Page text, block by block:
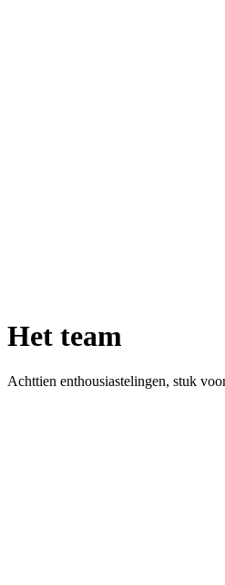
Het team
Achttien enthousiastelingen, stuk